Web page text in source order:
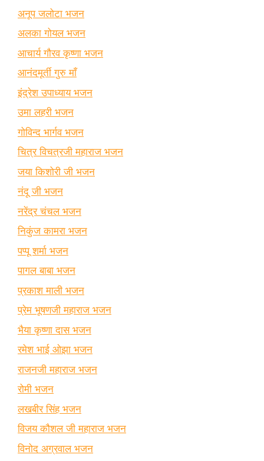
अनूप जलोटा भजन
अलका गोयल भजन
आचार्य गौरव कृष्णा भजन
आनंदमूर्ती गुरु माँ
इंद्रेश उपाध्याय भजन
उमा लहरी भजन
गोविन्द भार्गव भजन
चित्र विचत्रजी महाराज भजन
जया किशोरी जी भजन
नंदू जी भजन
नरेंद्र चंचल भजन
निकुंज कामरा भजन
पप्पू शर्मा भजन
पागल बाबा भजन
प्रकाश माली भजन
प्रेम भूषणजी महाराज भजन
भैया कृष्णा दास भजन
रमेश भाई ओझा भजन
राजनजी महाराज भजन
रोमी भजन
लखबीर सिंह भजन
विजय कौशल जी महाराज भजन
विनोद अग्रवाल भजन